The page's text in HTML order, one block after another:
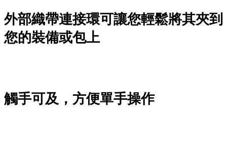
外部織帶連接環可讓您輕鬆將其夾到
您的裝備或包上
觸手可及，方便單手操作